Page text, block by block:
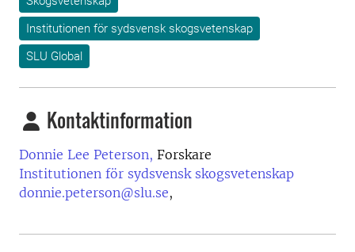
Institutionen för sydsvensk skogsvetenskap
SLU Global
Kontaktinformation
Donnie Lee Peterson, Forskare
Institutionen för sydsvensk skogsvetenskap
donnie.peterson@slu.se,